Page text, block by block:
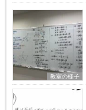
教室の様子